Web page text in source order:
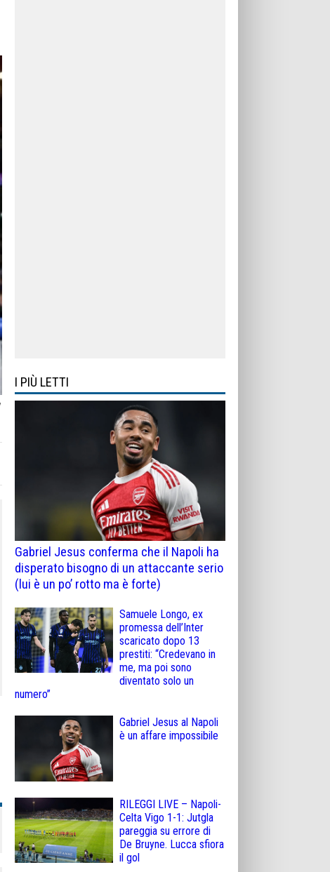
I PIÙ LETTI
Gabriel Jesus conferma che il Napoli ha
disperato bisogno di un attaccante serio
(lui è un po’ rotto ma è forte)
Samuele Longo, ex
promessa dell’Inter
scaricato dopo 13
prestiti: “Credevano in
me, ma poi sono
diventato solo un
numero”
Gabriel Jesus al Napoli
è un affare impossibile
RILEGGI LIVE – Napoli-
Celta Vigo 1-1: Jutgla
pareggia su errore di
De Bruyne. Lucca sfiora
il gol